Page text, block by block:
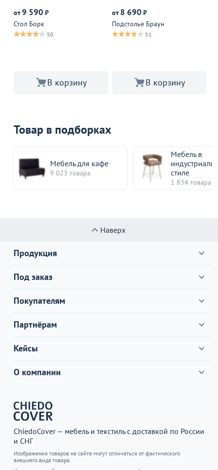
от9 590 ₽
Стол Борк
50
В корзину
от 8 690 ₽
Подстолье Браун
51
В корзину
Товар в подборках
Мебель для кафе
9 023 товара
Мебель в
стиле
1 834 товара
Наверх
Продукция
Под заказ
Покупателям
Партнёрам
Кейсы
О компании
ChiedoCover — мебель и текстиль с доставкой по России
и СНГ
Изображения товаров на сайте могут отличаться от фактического
внешнего вида товара.